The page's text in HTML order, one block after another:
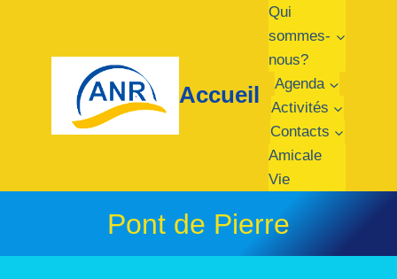
contenu
Accueil
Qui
sommes-
nous?
Agenda
Activités
Contacts
Amicale
Vie
Pont de Pierre